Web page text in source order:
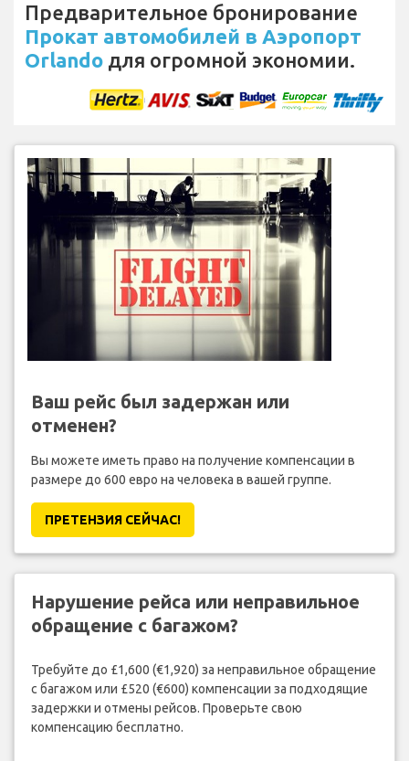
Предварительное бронирование
Прокат автомобилей в Аэропорт
Orlando для огромной экономии.
Ваш рейс был задержан или
отменен?
Вы можете иметь право на получение компенсации в
размере до 600 евро на человека в вашей группе.
ПРЕТЕНЗИЯ CЕЙЧАС!
Нарушение рейса или неправильное
обращение с багажом?
Требуйте до £1,600 (€1,920) за неправильное обращение
с багажом или £520 (€600) компенсации за подходящие
задержки и отмены рейсов. Проверьте свою
компенсацию бесплатно.